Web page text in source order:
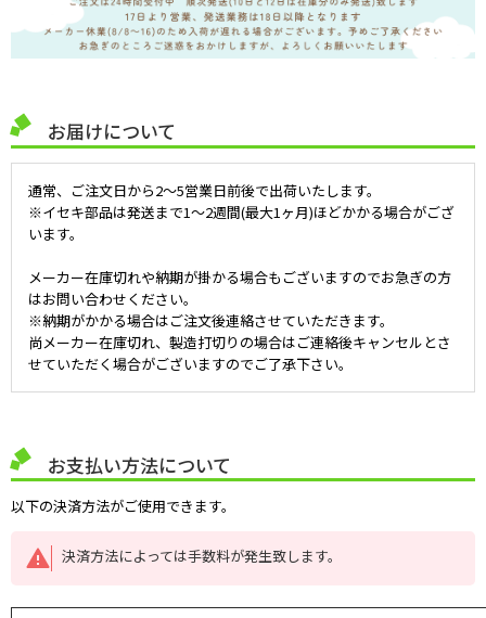
お届けについて
通常、ご注文日から2～5営業日前後で出荷いたします。
※イセキ部品は発送まで1～2週間(最大1ヶ月)ほどかかる場合がござ
います。
メーカー在庫切れや納期が掛かる場合もございますのでお急ぎの方
はお問い合わせください。
※納期がかかる場合はご注文後連絡させていただきます。
尚メーカー在庫切れ、製造打切りの場合はご連絡後キャンセルとさ
せていただく場合がございますのでご了承下さい。
お支払い方法について
以下の決済方法がご使用できます。
決済方法によっては手数料が発生致します。